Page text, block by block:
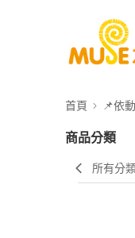
首頁 📌依
商品分類
所有分